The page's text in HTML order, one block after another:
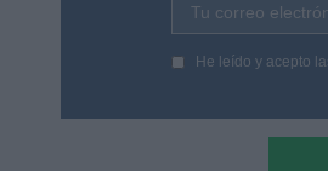
Tu correo
He leído y acepto